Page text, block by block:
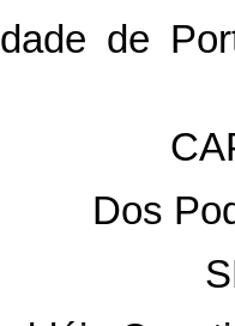
de
Dos